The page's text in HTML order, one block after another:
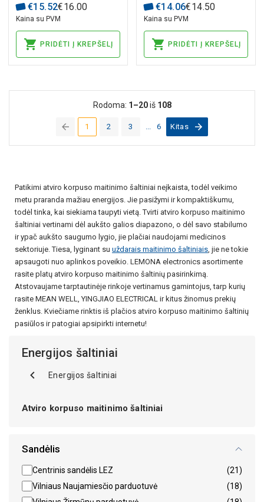
€15.52€16.00
Kaina su PVM
PRIDĖTI Į KREPŠELĮ
€14.06€14.50
Kaina su PVM
PRIDĖTI Į KREPŠELĮ
1(current)
2 3 6 Kitas
Rodoma: 1–20iš 108
Patikimi atviro korpuso maitinimo šaltiniai neįkaista, todėl veikimo
metu praranda mažiau energijos. Jie pasižymi ir kompaktiškumu,
todėl tinka, kai siekiama taupyti vietą. Tvirti atviro korpuso maitinimo
šaltiniai vertinami dėl aukšto galios diapazono, o dėl savo stabilumo
ir ypač aukšto saugumo lygio, jie plačiai naudojami medicinos
sektoriuje. Tiesa, lyginant su uždarais maitinimo šaltiniais , jie ne tokie
apsaugoti nuo aplinkos poveikio. LEMONA electronics asortimente
rasite platų atviro korpuso maitinimo šaltinių pasirinkimą.
Atstovaujame tarptautinėje rinkoje vertinamus gamintojus, tarp kurių
rasite MEAN WELL, YINGJIAO ELECTRICAL ir kitus žinomus prekių
ženklus. Kviečiame rinktis iš plačios atviro korpuso maitinimo šaltinių
pasiūlos ir patogiai apsipirkti internetu!
Energijos šaltiniai
Energijos šaltiniai
Atviro korpuso maitinimo šaltiniai
Sandėlis
Centrinis sandėlis LEZ
(21)
Vilniaus Naujamiesčio parduotuvė
(18)